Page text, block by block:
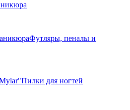
Футляры, пеналы и
Пилки для ногтей